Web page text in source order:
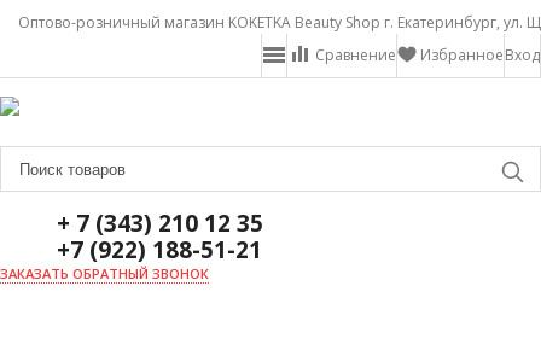
Оптово-розничный магазин KOKETKA Beauty Shop г. Екатеринбург, ул.
Вход
Избранное
Сравнение
+ 7 (343) 210 12 35
+7 (922) 188-51-21
ЗАКАЗАТЬ ОБРАТНЫЙ ЗВОНОК